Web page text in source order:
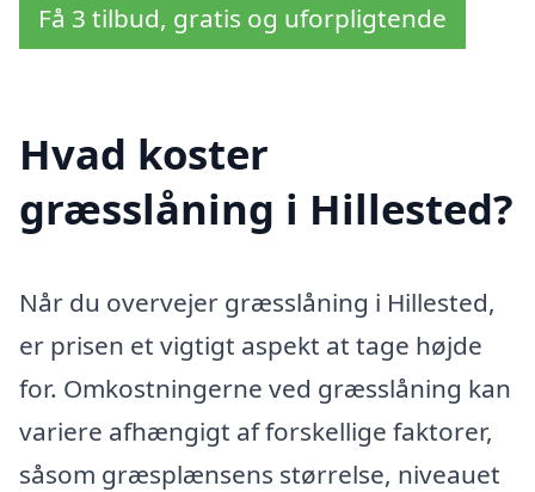
Få 3 tilbud, gratis og uforpligtende
Hvad koster
græsslåning i Hillested?
Når du overvejer græsslåning i Hillested,
er prisen et vigtigt aspekt at tage højde
for. Omkostningerne ved græsslåning kan
variere afhængigt af forskellige faktorer,
såsom græsplænsens størrelse, niveauet